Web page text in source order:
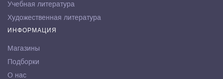
Учебная литература
Художественная литература
ИНФОРМАЦИЯ
Магазины
Подборки
О нас